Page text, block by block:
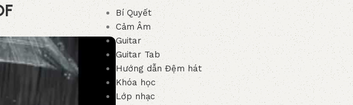
Bí Quyết
Cảm Âm
Guitar
Guitar Tab
Hướng dẫn Đệm hát
Khóa học
Lớp nhạc